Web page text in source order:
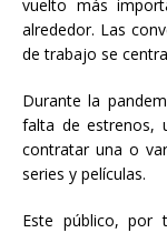
vuelto más
alrededor. Las
de trabajo se
Durante la
falta de estrenos,
contratar una o
series y películas.
Este público, por